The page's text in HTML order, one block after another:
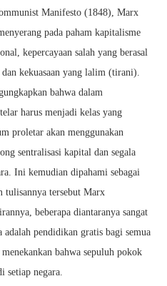
Manifesto (1848), Marx
pada paham kapitalisme
kepercayaan salah yang berasal
kekuasaan yang lalim (tirani).
bahwa dalam
harus menjadi kelas yang
proletar akan menggunakan
sentralisasi kapital dan segala
Ini kemudian dipahami sebagai
tulisannya tersebut Marx
beberapa diantaranya sangat
pendidikan gratis bagi semua
bahwa sepuluh pokok
setiap negara.